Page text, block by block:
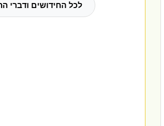
לכל החידושים ודברי